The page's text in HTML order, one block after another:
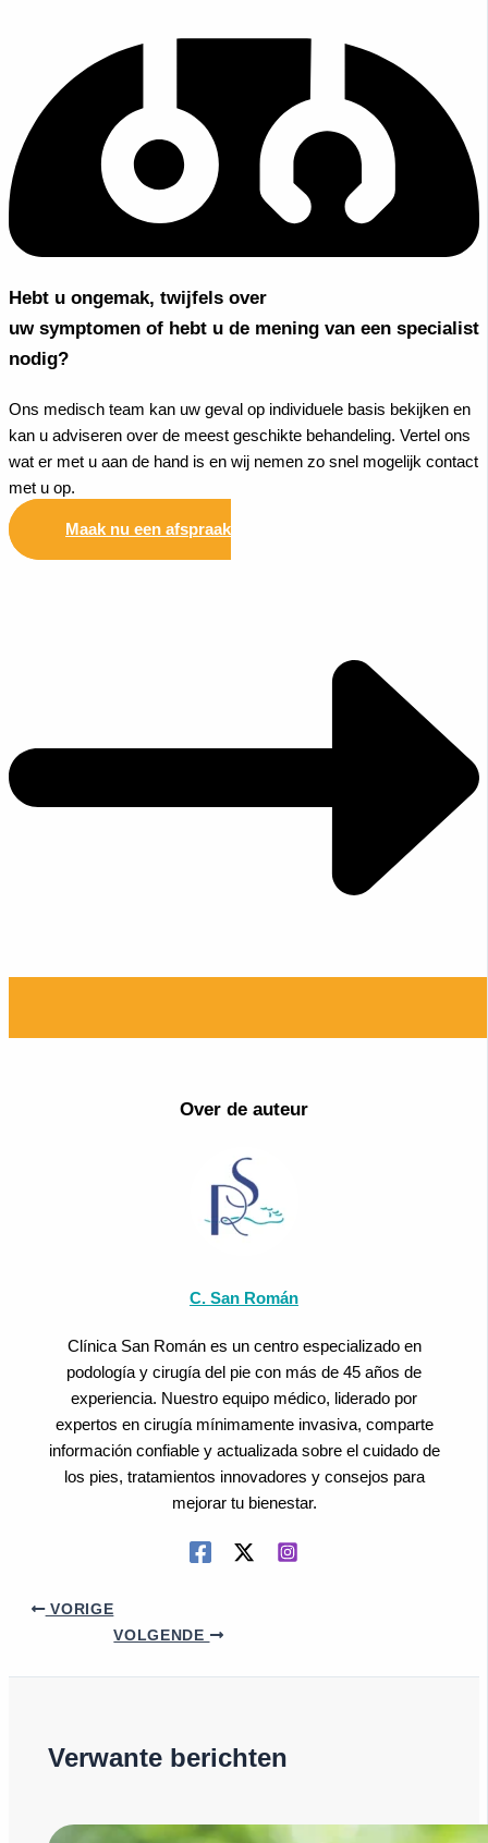
Hebt u ongemak, twijfels over
uw symptomen of hebt u de mening van een specialist
nodig?
Ons medisch team kan uw geval op individuele basis bekijken en
kan u adviseren over de meest geschikte behandeling. Vertel ons
wat er met u aan de hand is en wij nemen zo snel mogelijk contact
met u op.
Maak nu een afspraak
Over de auteur
C. San Román
Clínica San Román es un centro especializado en
podología y cirugía del pie con más de 45 años de
experiencia. Nuestro equipo médico, liderado por
expertos en cirugía mínimamente invasiva, comparte
información confiable y actualizada sobre el cuidado de
los pies, tratamientos innovadores y consejos para
mejorar tu bienestar.
VORIGE
VOLGENDE
Verwante berichten